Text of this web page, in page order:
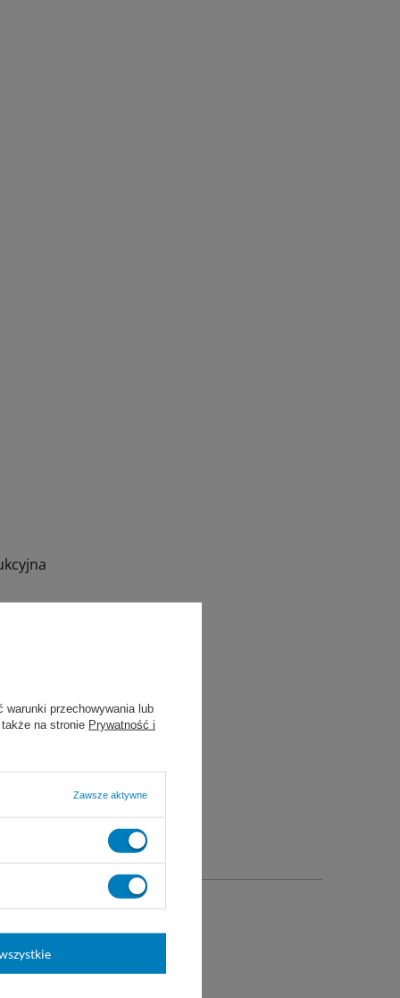
Dafilon, Ethilon, Amifil M, Nylon
warunki przechowywania lub
na stronie Prywatność i
Zawsze aktywne